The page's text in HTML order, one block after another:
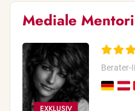
Mediale
Berater-